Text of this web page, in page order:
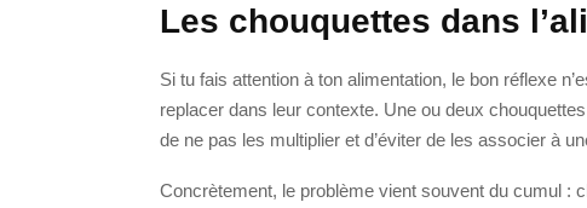
Les chouquettes dans
Si tu fais attention à ton alimentation, le bon réflexe
replacer dans leur contexte. Une ou deux
de ne pas les multiplier et d’éviter de les associer à
Concrètement, le problème vient souvent du cumul :